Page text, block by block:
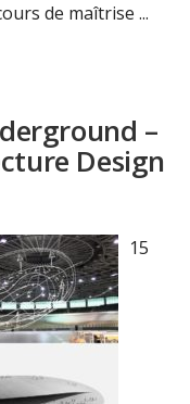
de maîtrise ...
–
Design
15